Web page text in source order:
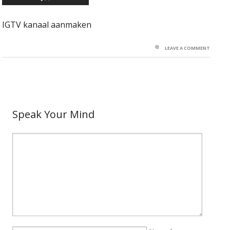
IGTV kanaal aanmaken
LEAVE A COMMENT
Speak Your Mind